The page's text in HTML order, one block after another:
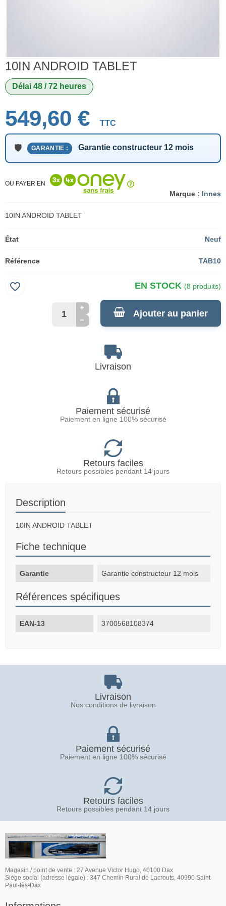
10IN ANDROID TABLET
Délai 48 / 72 heures
Marque : Innes
549,60 € TTC
GARANTIE : Garantie constructeur 12 mois
OU PAYER EN
10IN ANDROID TABLET
État Neuf
Référence TAB10
EN STOCK (8 produits)
Ajouter au panier
favorite_border
Livraison
Paiement sécurisé
Paiement en ligne 100% sécurisé
Retours faciles
Retours possibles pendant 14 jours
Description
10IN ANDROID TABLET
Fiche technique
Garantie Garantie constructeur 12 mois
Références spécifiques
EAN-13 3700568108374
Livraison
Nos conditions de livraison
Paiement sécurisé
Paiement en ligne 100% sécurisé
Retours faciles
Retours possibles pendant 14 jours
Magasin / point de vente : 27 Avenue Victor Hugo, 40100 Dax
Siège social (adresse légale) : 347 Chemin Rural de Lacrouts, 40990 Saint-
Paul-lès-Dax